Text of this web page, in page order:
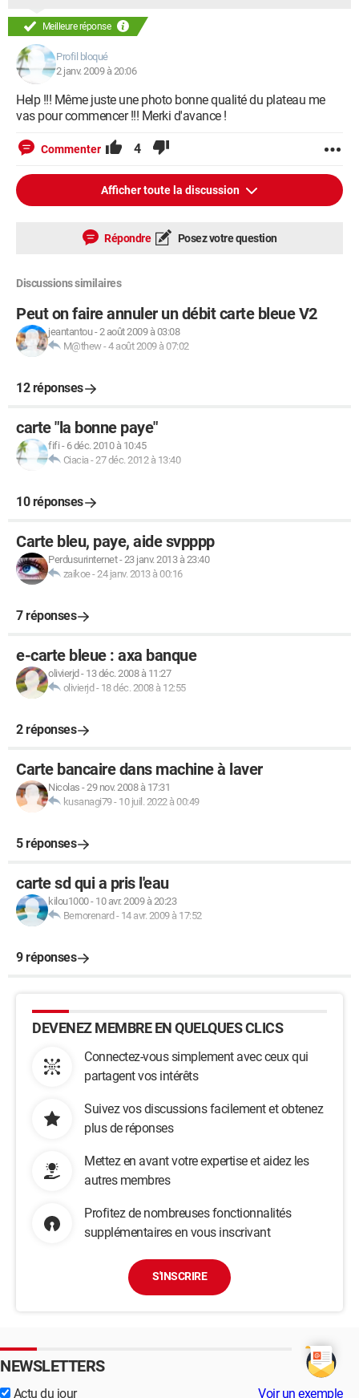
Meilleure réponse
Profil bloqué
2 janv. 2009 à 20:06
Help !!! Même juste une photo bonne qualité du plateau me
vas pour commencer !!! Merki d'avance !
Commenter 4
Afficher toute la discussion
Répondre Posez votre question
Discussions similaires
Peut on faire annuler un débit carte bleue V2
jeantantou-2 août 2009 à 03:08
M@thew-4 août 2009 à 07:02
12 réponses
carte "la bonne paye"
fifi - 6 déc. 2010 à 10:45
Ciacia -27 déc. 2012 à 13:40
10 réponses
Carte bleu, paye, aide svpppp
Perdusurinternet-23 janv. 2013 à 23:40
zaikoe-24 janv. 2013 à 00:16
7 réponses
e-carte bleue : axa banque
olivierjd - 13 déc. 2008 à 11:27
olivierjd - 18 déc. 2008 à 12:55
2 réponses
Carte bancaire dans machine à laver
Nicolas -29 nov. 2008 à 17:31
kusanagi79- 10 juil. 2022 à 00:49
5 réponses
carte sd qui a pris l'eau
kilou1000- 10 avr. 2009 à 20:23
Bernorenard - 14 avr. 2009 à 17:52
9 réponses
DEVENEZ MEMBRE EN QUELQUES CLICS
Connectez-vous simplement avec ceux qui
partagent vos intérêts
Suivez vos discussions facilement et obtenez
plus de réponses
Mettez en avant votre expertise et aidez les
autres membres
Profitez de nombreuses fonctionnalités
supplémentaires en vous inscrivant
S'INSCRIRE
NEWSLETTERS
Actu du jour Voir un exemple